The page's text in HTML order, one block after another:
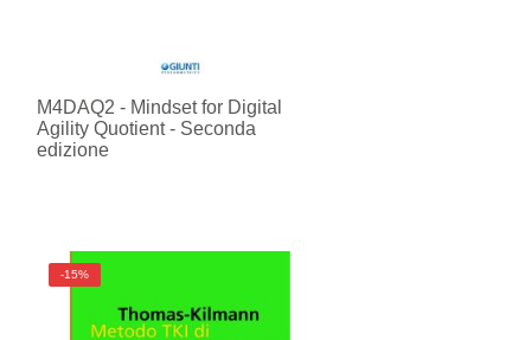
M4DAQ2 - Mindset for Digital
Agility Quotient - Seconda
edizione
-15%